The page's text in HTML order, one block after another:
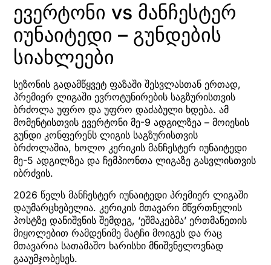
ევერტონი vs მანჩესტერ
იუნაიტედი – გუნდების
სიახლეები
სეზონის გადამწყვეტ ფაზაში შესვლასთან ერთად,
პრემიერ ლიგაში ევროტუნირების საგზურისთვის
ბრძოლა უფრო და უფრო დაძაბული ხდება. ამ
მომენტისთვის ევერტონი მე-9 ადგილზეა – მოიესის
გუნდი კონფერენს ლიგის საგზურისთვის
ბრძოლაშია, ხოლო კერიკის მანჩესტერ იუნაიტედი
მე-5 ადგილზეა და ჩემპიონთა ლიგაზე გასვლისთვის
იბრძვის.
2026 წელს მანჩესტერ იუნაიტედი პრემიერ ლიგაში
დაუმარცხებელია. კერიკის მთავარი მწვრთნელის
პოსტზე დანიშვნის შემდეგ, ‘ეშმაკებმა’ ერთმანეთის
მიყოლებით რამდენიმე მატჩი მოიგეს და რაც
მთავარია სათამაშო ხარისხი მნიშვნელოვნად
გააუმჯობესეს.